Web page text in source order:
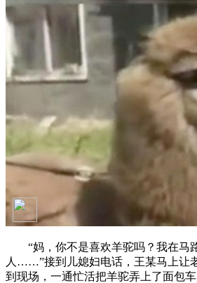
“妈，你不是喜欢羊驼吗？我在马
人……”接到儿媳妇电话，王某马上让
到现场，一通忙活把羊驼弄上了面包车